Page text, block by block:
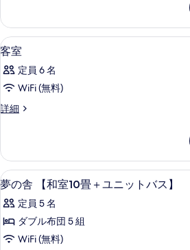
件
ル
ー
ム
の
す
べ
写
真
を
表
示
シ
ョ
ナ
ル
ー
の
客
室
の
べ
の
写
真
を
表
示
1
客室
定員 6 名
WiFi (無料)
詳細
客
細
夢
の
舎
【和
1
夢の舎 【和室10畳＋ユニットバス】
定員 5 名
ダブル布団 5 組
WiFi (無料)